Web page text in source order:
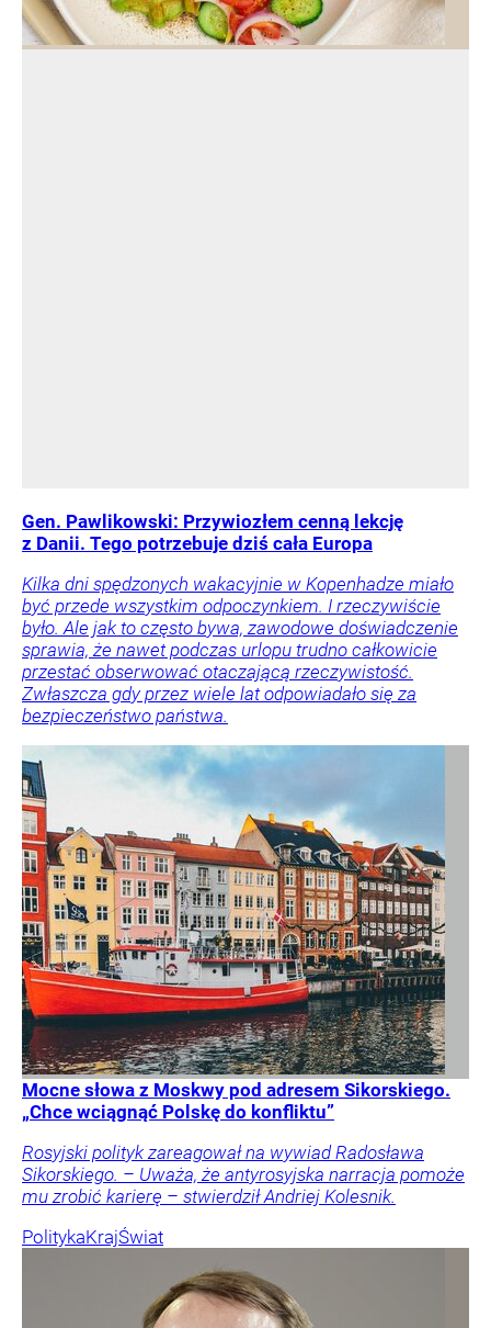
Gen. Pawlikowski: Przywiozłem cenną lekcję
z Danii. Tego potrzebuje dziś cała Europa
Kilka dni spędzonych wakacyjnie w Kopenhadze miało
być przede wszystkim odpoczynkiem. I rzeczywiście
było. Ale jak to często bywa, zawodowe doświadczenie
sprawia, że nawet podczas urlopu trudno całkowicie
przestać obserwować otaczającą rzeczywistość.
Zwłaszcza gdy przez wiele lat odpowiadało się za
bezpieczeństwo państwa.
Mocne słowa z Moskwy pod adresem Sikorskiego.
„Chce wciągnąć Polskę do konfliktu”
Rosyjski polityk zareagował na wywiad Radosława
Sikorskiego. – Uważa, że antyrosyjska narracja pomoże
mu zrobić karierę – stwierdził Andriej Kolesnik.
PolitykaKrajŚwiat